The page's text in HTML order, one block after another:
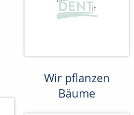
Wir pflanzen
Bäume